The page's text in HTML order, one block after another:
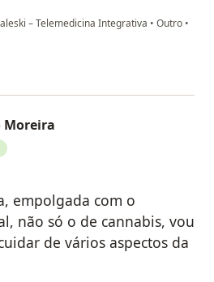
– Telemedicina Integrativa • Outro •
M
Moreira
empolgada com o
não só o de cannabis, vou
de vários aspectos da